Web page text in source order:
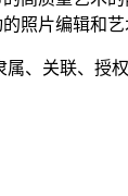
照片编辑和
属、关联、